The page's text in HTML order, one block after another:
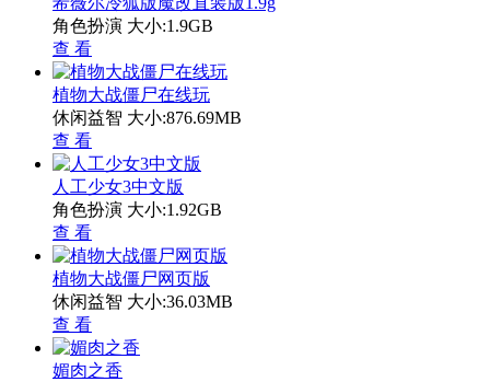
角色扮演 大小:1.9GB
查 看
植物大战僵尸在线玩
休闲益智 大小:876.69MB
查 看
人工少女3中文版
角色扮演 大小:1.92GB
查 看
植物大战僵尸网页版
休闲益智 大小:36.03MB
查 看
媚肉之香